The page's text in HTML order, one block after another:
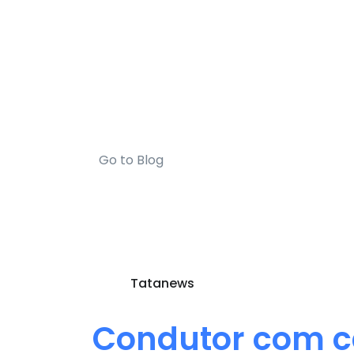
Go to Blog
Tatanews
Condutor com